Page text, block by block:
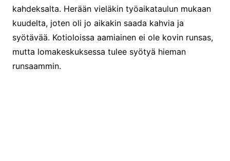
kahdeksalta. Herään vieläkin työaikataulun mukaan
kuudelta, joten oli jo aikakin saada kahvia ja
syötävää. Kotioloissa aamiainen ei ole kovin runsas,
mutta lomakeskuksessa tulee syötyä hieman
runsaammin.